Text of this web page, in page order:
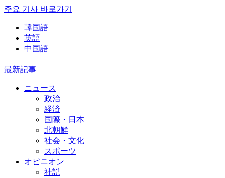
주요 기사 바로가기
韓国語
英語
中国語
最新記事
ニュース
政治
経済
国際・日本
北朝鮮
社会・文化
スポーツ
オピニオン
社説